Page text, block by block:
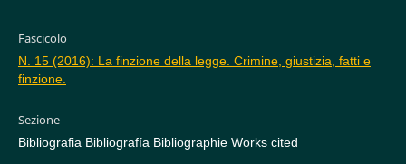
Fascicolo
N. 15 (2016): La finzione della legge. Crimine, giustizia, fatti e
finzione.
Sezione
Bibliografia Bibliografía Bibliographie Works cited